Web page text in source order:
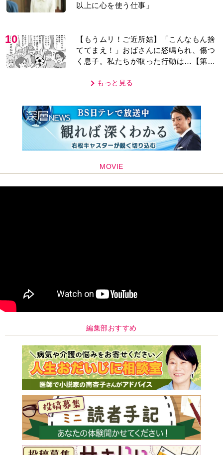
以上に心を使う仕事」
10
【もうムリ！ご近所姑】「こんなもん捨
ててまえ！」おばさんに怒鳴られ、傷つ
く息子。私たちが取った行動は…【第3
もっと見る
MOVIE
編集部おすすめ